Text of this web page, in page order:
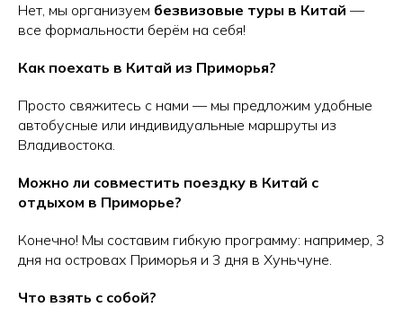
Нет, мы организуем безвизовые туры в Китай —
все формальности берём на себя!
Как поехать в Китай из Приморья?
Просто свяжитесь с нами — мы предложим удобные
автобусные или индивидуальные маршруты из
Владивостока.
Можно ли совместить поездку в Китай с
отдыхом в Приморье?
Конечно! Мы составим гибкую программу: например, 3
дня на островах Приморья и 3 дня в Хуньчуне.
Что взять с собой?